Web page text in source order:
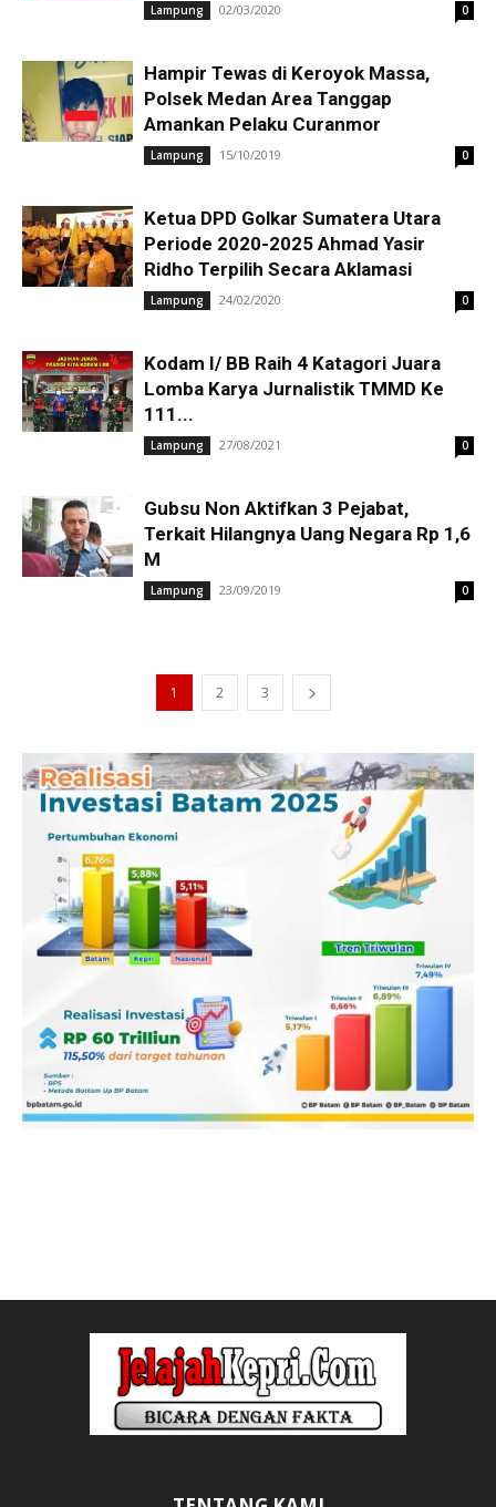
Lampung 02/03/2020 0
Hampir Tewas di Keroyok Massa,
Polsek Medan Area Tanggap
Amankan Pelaku Curanmor
Lampung 15/10/2019 0
Ketua DPD Golkar Sumatera Utara
Periode 2020-2025 Ahmad Yasir
Ridho Terpilih Secara Aklamasi
Lampung 24/02/2020 0
Kodam I/ BB Raih 4 Katagori Juara
Lomba Karya Jurnalistik TMMD Ke
111...
Lampung 27/08/2021 0
Gubsu Non Aktifkan 3 Pejabat,
Terkait Hilangnya Uang Negara Rp 1,6
M
Lampung 23/09/2019 0
1 2 3